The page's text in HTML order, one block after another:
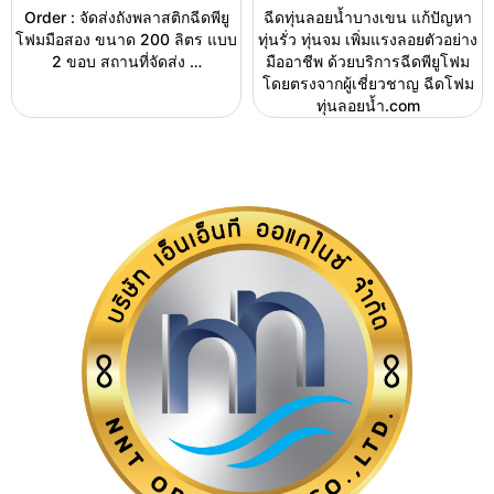
Order : จัดส่งถังพลาสติกฉีดพียู
โฟมมือสอง ขนาด 200 ลิตร แบบ
2 ขอบ สถานที่จัดส่ง …
ฉีดทุ่นลอยน้ำบางเขน แก้ปัญหา
ทุ่นรั่ว ทุ่นจม เพิ่มแรงลอยตัวอย่าง
มืออาชีพ ด้วยบริการฉีดพียูโฟม
โดยตรงจากผู้เชี่ยวชาญ ฉีดโฟม
ทุ่นลอยน้ำ.com